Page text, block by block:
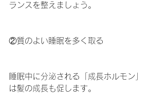
ランスを整えましょう。
②質のよい睡眠を多く取る
睡眠中に分泌される「成長ホルモン」
は髪の成長も促します。